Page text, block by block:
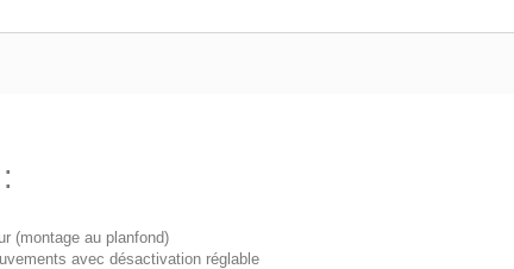
(montage au planfond)
avec désactivation réglable